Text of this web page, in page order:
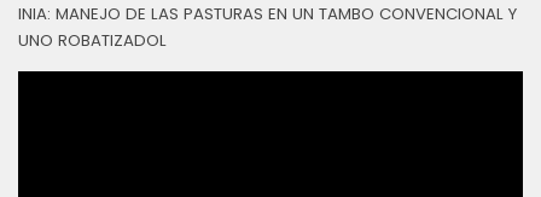
INIA: MANEJO DE LAS PASTURAS EN UN TAMBO CONVENCIONAL Y
UNO ROBATIZADOL